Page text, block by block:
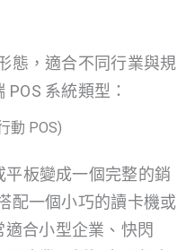
態，適合不同行業與規
系統類型：
動 POS)
平板變成一個完整的銷
配一個小巧的讀卡機或
合小型企業、快閃